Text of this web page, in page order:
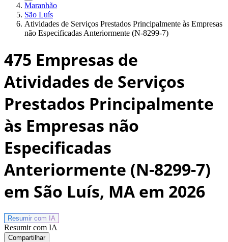
Maranhão
São Luís
Atividades de Serviços Prestados Principalmente às Empresas
não Especificadas Anteriormente (N-8299-7)
475 Empresas de
Atividades de Serviços
Prestados Principalmente
às Empresas não
Especificadas
Anteriormente (N-8299-7)
em São Luís, MA em 2026
Resumir com IA
Resumir com IA
Compartilhar